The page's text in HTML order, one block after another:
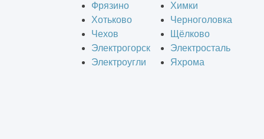
Фрязино
Химки
Хотьково
Черноголовка
Чехов
Щёлково
Электрогорск
Электросталь
Электроугли
Яхрома